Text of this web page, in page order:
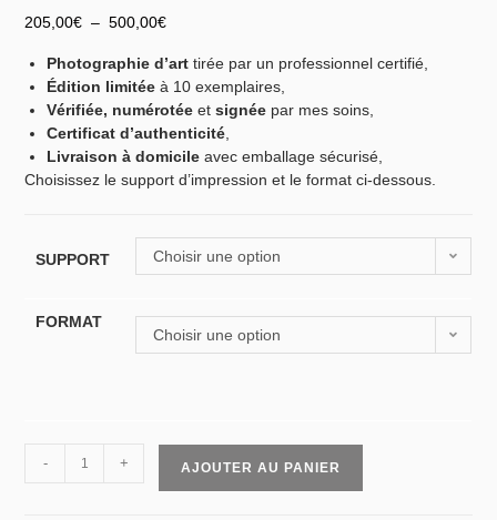
205,00€ – 500,00€
Photographie d’art tirée par un professionnel certifié,
Édition limitéeà 10 exemplaires,
Vérifiée, numérotée etsignée par mes soins,
Certificat d’authenticité,
Livraison à domicile avec emballage sécurisé,
Choisissez le support d’impression et le format ci-dessous.
SUPPORT Choisir une option
FORMAT
Choisir une option
- + AJOUTER AU PANIER